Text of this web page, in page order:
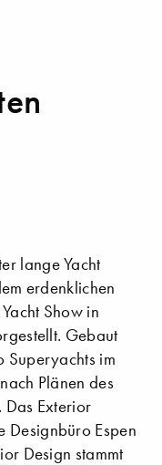
lange Yacht
erdenklichen
Show in
Gebaut
im
Plänen des
Exterior
Designbüro Espen
Design stammt